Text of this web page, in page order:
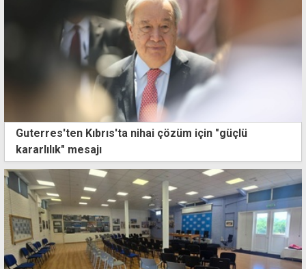
Guterres'ten Kıbrıs'ta nihai çözüm için "güçlü
kararlılık" mesajı